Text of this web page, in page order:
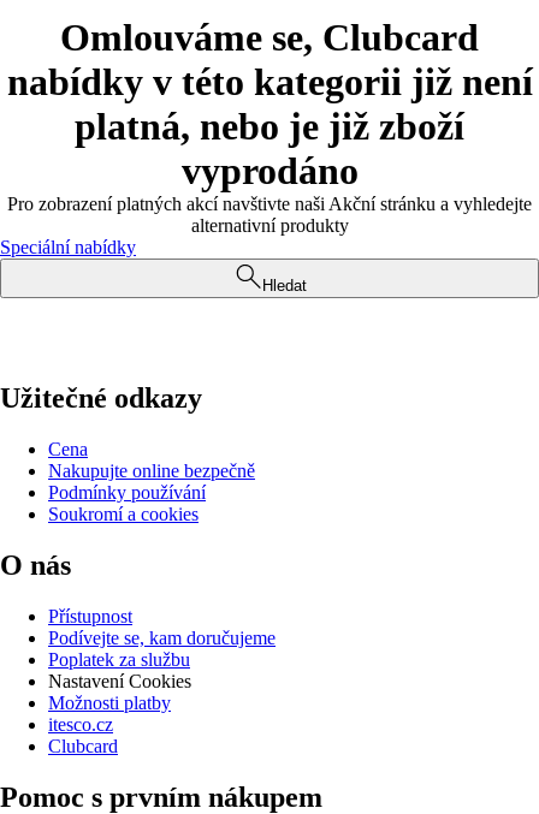
Omlouváme se, Clubcard
nabídky v této kategorii již není
platná, nebo je již zboží
vyprodáno
Pro zobrazení platných akcí navštivte naši Akční stránku a vyhledejte
alternativní produkty
Speciální nabídky
Hledat
Užitečné odkazy
Cena
Nakupujte online bezpečně
Podmínky používání
Soukromí a cookies
O nás
Přístupnost
Podívejte se, kam doručujeme
Poplatek za službu
Nastavení Cookies
Možnosti platby
itesco.cz
Clubcard
Pomoc s prvním nákupem